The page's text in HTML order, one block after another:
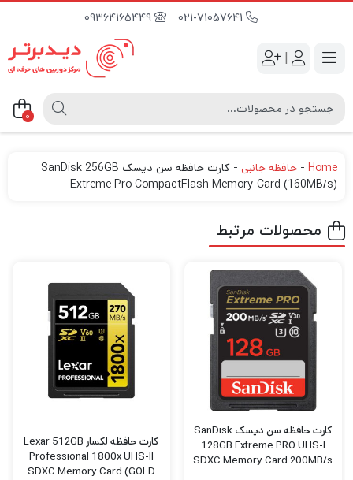
09364165449
|
0
Home
- حافظه جانبی -
کارت حافظه سن دیسک SanDisk 256GB
Extreme Pro CompactFlash Memory Card (160MB/s)
محصولات مرتبط
کارت حافظه سن دیسک SanDisk
128GB Extreme PRO UHS-I
SDXC Memory Card 200MB/s
کارت حافظه لکسار Lexar 512GB
Professional 1800x UHS-II
SDXC Memory Card (GOLD